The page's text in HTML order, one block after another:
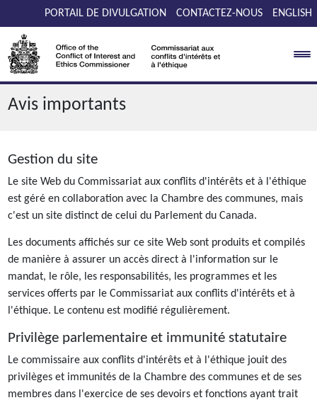
Passer au contenuPORTAIL DE DIVULGATION CONTACTEZ-NOUS ENGLISH
Avis importants
Gestion du site
Le site Web du Commissariat aux conflits d'intérêts et à l'éthique
est géré en collaboration avec la Chambre des communes, mais
c'est un site distinct de celui du Parlement du Canada.
Les documents affichés sur ce site Web sont produits et compilés
de manière à assurer un accès direct à l'information sur le
mandat, le rôle, les responsabilités, les programmes et les
services offerts par le Commissariat aux conflits d'intérêts et à
l'éthique. Le contenu est modifié régulièrement.
Privilège parlementaire et immunité statutaire
Le commissaire aux conflits d'intérêts et à l'éthique jouit des
privilèges et immunités de la Chambre des communes et de ses
membres dans l'exercice de ses devoirs et fonctions ayant trait